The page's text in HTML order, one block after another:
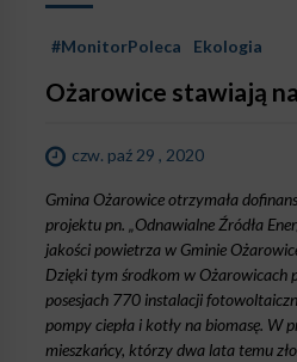
#MonitorPoleca Ekologia
Ożarowice stawiają
czw. paź 29 , 2020
Gmina Ożarowice otrzymała
projektu pn. „Odnawialne Źródła
jakości powietrza w Gminie
Dzięki tym środkom w Ożarowicach
posesjach 770 instalacji
pompy ciepła i kotły na biomasę. W
mieszkańcy, którzy dwa lata temu